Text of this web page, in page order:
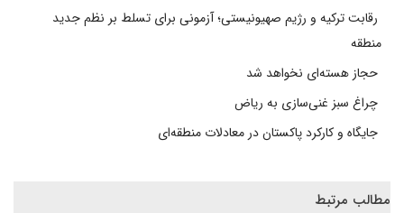
رقابت ترکیه و رژیم صهیونیستی؛ آزمونی برای تسلط بر نظم جدید
منطقه
حجاز هسته‌ای نخواهد شد
چراغ سبز غنی‌سازی به ریاض
جایگاه و کارکرد پاکستان در معادلات منطقه‌ای
مطالب مرتبط